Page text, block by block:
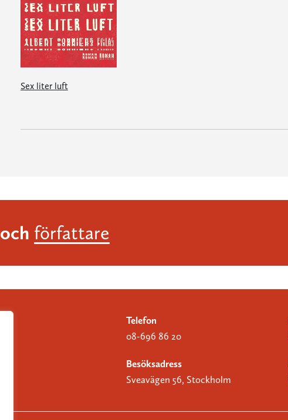
Sex liter luft
och författare
Telefon
08-696 86 20
Besöksadress
Sveavägen 56, Stockholm